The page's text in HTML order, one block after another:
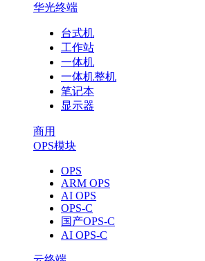
华光终端
台式机
工作站
一体机
一体机整机
笔记本
显示器
商用
OPS模块
OPS
ARM OPS
AI OPS
OPS-C
国产OPS-C
AI OPS-C